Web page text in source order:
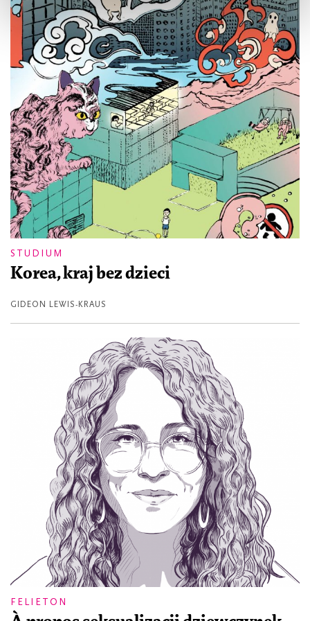
STUDIUM
Korea, kraj bez dzieci
GIDEON LEWIS-KRAUS
FELIETON